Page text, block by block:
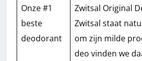
Onze #1
beste
deodorant
Zwitsal Original
Zwitsal staat
om zijn milde
deo vinden we